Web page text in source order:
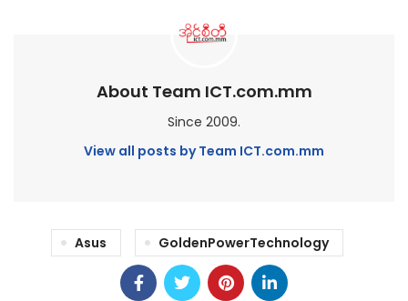
About Team ICT.com.mm
Since 2009.
View all posts by Team ICT.com.mm
Asus GoldenPowerTechnology